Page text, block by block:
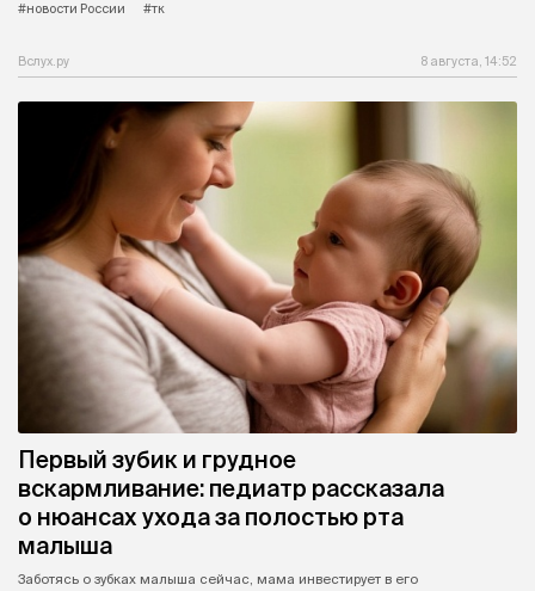
#новости России
#тк
Вслух.ру 8 августа, 14:52
Первый зубик и грудное
вскармливание: педиатр рассказала
о нюансах ухода за полостью рта
малыша
Заботясь о зубках малыша сейчас, мама инвестирует в его